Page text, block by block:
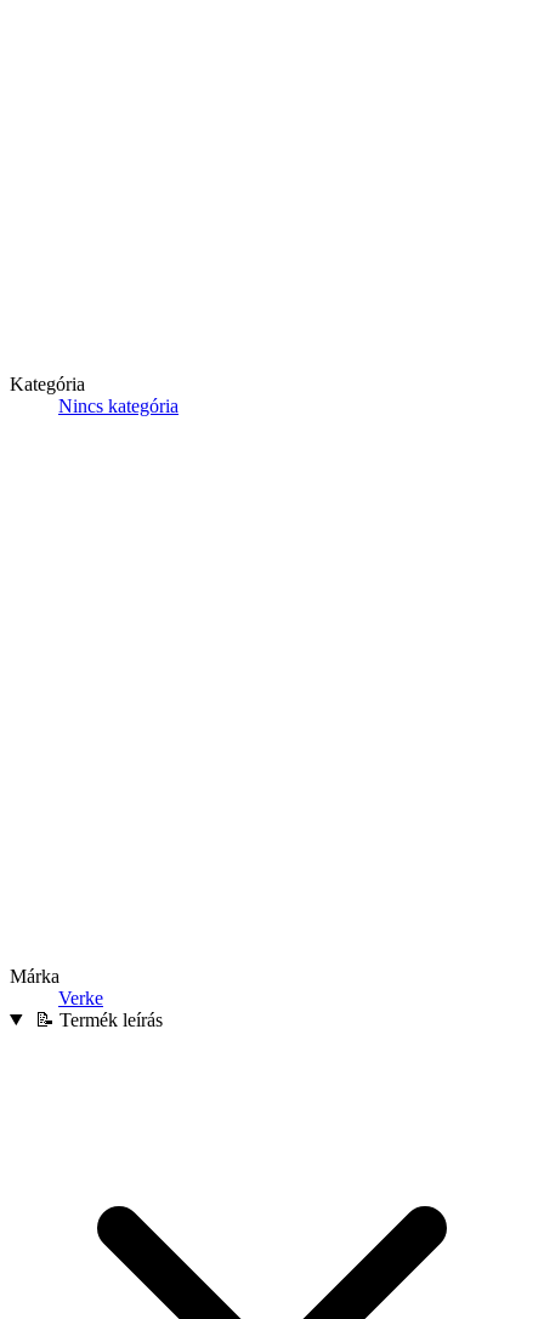
Kategória
Nincs kategória
Márka
Verke
📝 Termék leírás